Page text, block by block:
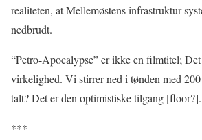
realiteten, at Mellemøstens infrastruktur
nedbrudt.
“Petro-Apocalypse” er ikke en filmtitel;
virkelighed. Vi stirrer ned i tønden med
talt? Det er den optimistiske tilgang [floor?].
***